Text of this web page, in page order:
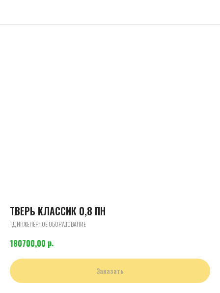
ТВЕРЬ КЛАССИК 0,8 ПН
ТД ИНЖЕНЕРНОЕ ОБОРУДОВАНИЕ
180700,00 р.
Заказать